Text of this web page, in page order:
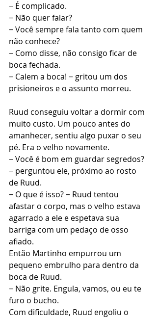
− É complicado.
− Não quer falar?
− Você sempre fala tanto com quem
não conhece?
− Como disse, não consigo ficar de
boca fechada.
− Calem a boca! − gritou um dos
prisioneiros e o assunto morreu.
Ruud conseguiu voltar a dormir com
muito custo. Um pouco antes do
amanhecer, sentiu algo puxar o seu
pé. Era o velho novamente.
− Você é bom em guardar segredos?
− perguntou ele, próximo ao rosto
de Ruud.
− O que é isso? − Ruud tentou
afastar o corpo, mas o velho estava
agarrado a ele e espetava sua
barriga com um pedaço de osso
afiado.
Então Martinho empurrou um
pequeno embrulho para dentro da
boca de Ruud.
− Não grite. Engula, vamos, ou eu te
furo o bucho.
Com dificuldade, Ruud engoliu o